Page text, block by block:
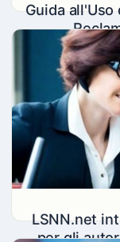
Guida
Segnalare un
LSNN.net
per gli